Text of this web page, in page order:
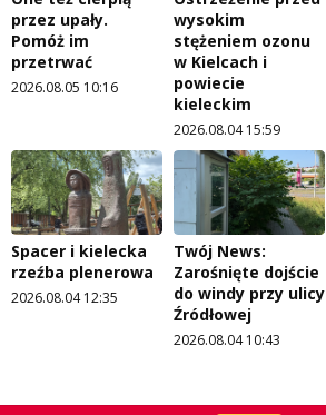
przez upały.
Pomóż im
przetrwać
2026.08.05 10:16
wysokim
stężeniem ozonu
w Kielcach i
powiecie
kieleckim
2026.08.04 15:59
Spacer i kielecka
rzeźba plenerowa
2026.08.04 12:35
Twój News:
Zarośnięte dojście
do windy przy ulicy
Źródłowej
2026.08.04 10:43